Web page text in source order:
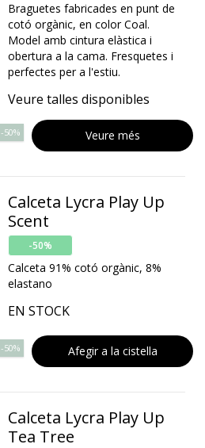
Braguetes fabricades en punt de
cotó orgànic, en color Coal.
Model amb cintura elàstica i
obertura a la cama. Fresquetes i
perfectes per a l'estiu.
Veure talles disponibles
-50% Veure més
Calceta Lycra Play Up
Scent
-50%
Calceta 91% cotó orgànic, 8%
elastano
EN STOCK
-50% Afegir a la cistella
Calceta Lycra Play Up
Tea Tree